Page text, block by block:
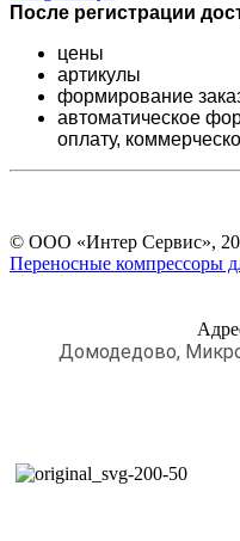
После регистрации
цены
артикулы
формирование
автоматическое
оплату,
© ООО «Интер Сервис»,
Переносные компрессоры
Домодедово,